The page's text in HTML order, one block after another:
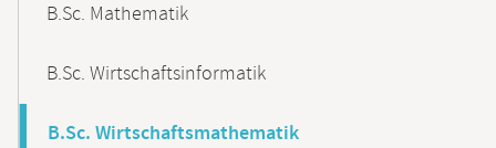
B.Sc. Mathematik
B.Sc. Wirtschaftsinformatik
B.Sc. Wirtschaftsmathematik